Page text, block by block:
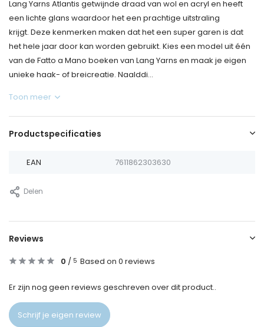
Lang Yarns Atlantis getwijnde draad van wol en acryl en heeft
een lichte glans waardoor het een prachtige uitstraling
krijgt. Deze kenmerken maken dat het een super garen is dat
het hele jaar door kan worden gebruikt. Kies een model uit één
van de Fatto a Mano boeken van Lang Yarns en maak je eigen
unieke haak- of breicreatie. Naalddi...
Toon meer
Productspecificaties
EAN 7611862303630
Delen
Reviews
0 / 5 Based on 0 reviews
Er zijn nog geen reviews geschreven over dit product..
Schrijf je eigen review